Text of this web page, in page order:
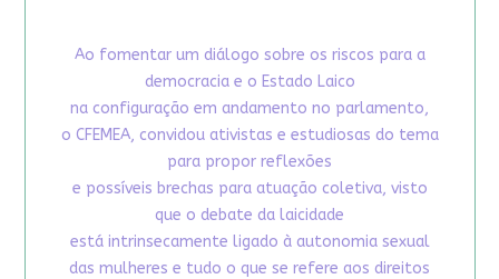
Ao fomentar um diálogo sobre os riscos para a
democracia e o Estado Laico
na configuração em andamento no parlamento,
o CFEMEA, convidou ativistas e estudiosas do tema
para propor reflexões
e possíveis brechas para atuação coletiva, visto
que o debate da laicidade
está intrinsecamente ligado à autonomia sexual
das mulheres e tudo o que se refere aos direitos